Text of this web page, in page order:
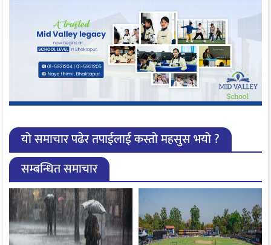
यो समाचार पढेर तपाईलाई कस्तो महसुस भयो ?
सम्बन्धित समाचार